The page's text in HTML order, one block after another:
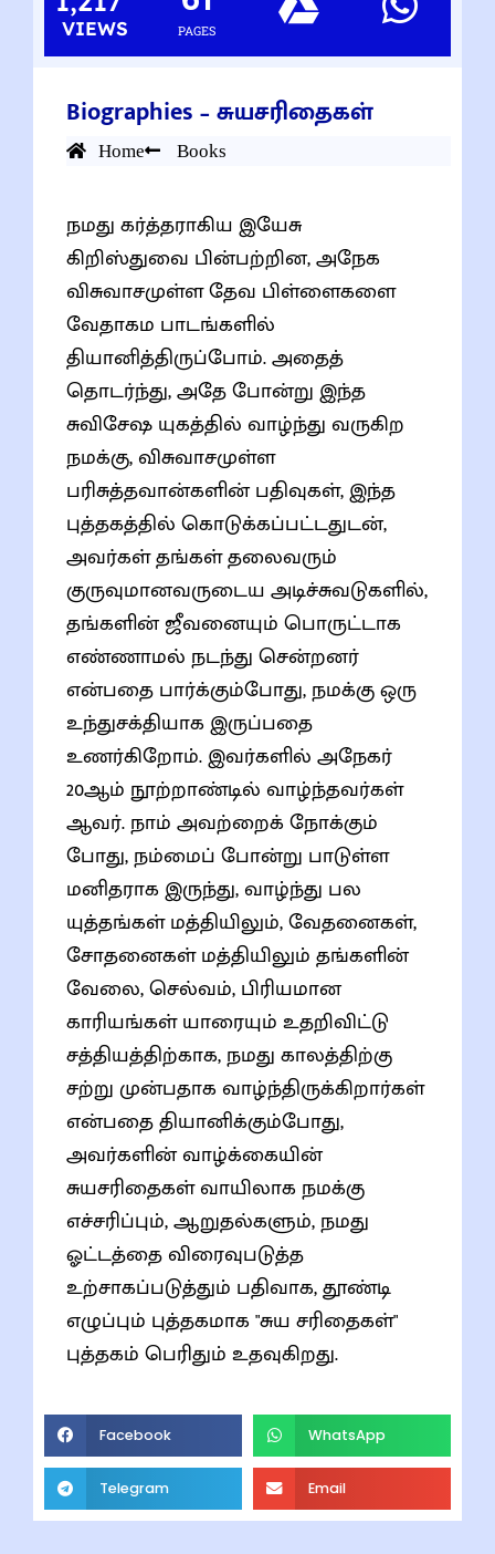
VIEWS PAGES
Biographies – சுயசரிதைகள்
Home Books
நமது கர்த்தராகிய இயேசு
கிறிஸ்துவை பின்பற்றின, அநேக
விசுவாசமுள்ள தேவ பிள்ளைகளை
வேதாகம பாடங்களில்
தியானித்திருப்போம். அதைத்
தொடர்ந்து, அதே போன்று இந்த
சுவிசேஷ யுகத்தில் வாழ்ந்து வருகிற
நமக்கு, விசுவாசமுள்ள
பரிசுத்தவான்களின் பதிவுகள், இந்த
புத்தகத்தில் கொடுக்கப்பட்டதுடன்,
அவர்கள் தங்கள் தலைவரும்
குருவுமானவருடைய அடிச்சுவடுகளில்,
தங்களின் ஜீவனையும் பொருட்டாக
எண்ணாமல் நடந்து சென்றனர்
என்பதை பார்க்கும்போது, நமக்கு ஒரு
உந்துசக்தியாக இருப்பதை
உணர்கிறோம். இவர்களில் அநேகர்
20ஆம் நூற்றாண்டில் வாழ்ந்தவர்கள்
ஆவர். நாம் அவற்றைக் நோக்கும்
போது, நம்மைப் போன்று பாடுள்ள
மனிதராக இருந்து, வாழ்ந்து பல
யுத்தங்கள் மத்தியிலும், வேதனைகள்,
சோதனைகள் மத்தியிலும் தங்களின்
வேலை, செல்வம், பிரியமான
காரியங்கள் யாரையும் உதறிவிட்டு
சத்தியத்திற்காக, நமது காலத்திற்கு
சற்று முன்பதாக வாழ்ந்திருக்கிறார்கள்
என்பதை தியானிக்கும்போது,
அவர்களின் வாழ்க்கையின்
சுயசரிதைகள் வாயிலாக நமக்கு
எச்சரிப்பும், ஆறுதல்களும், நமது
ஓட்டத்தை விரைவுபடுத்த
உற்சாகப்படுத்தும் பதிவாக, தூண்டி
எழுப்பும் புத்தகமாக "சுய சரிதைகள்"
புத்தகம் பெரிதும் உதவுகிறது.
Facebook WhatsApp
Telegram Email